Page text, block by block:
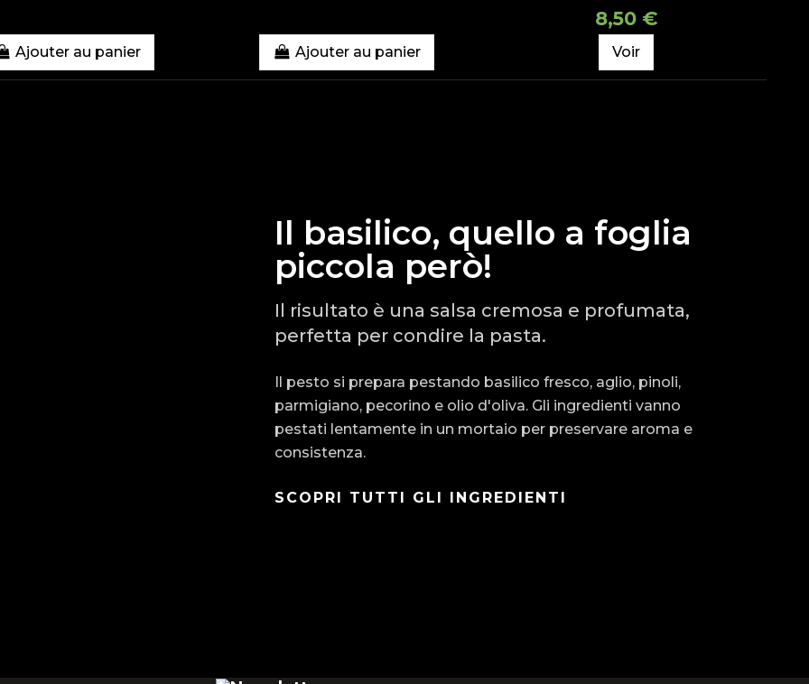
Ajouter au panier Ajouter au panier
8,50 €
Voir
Il basilico, quello a foglia
piccola però!
Il risultato è una salsa cremosa e profumata,
perfetta per condire la pasta.
Il pesto si prepara pestando basilico fresco, aglio, pinoli,
parmigiano, pecorino e olio d'oliva. Gli ingredienti vanno
pestati lentamente in un mortaio per preservare aroma e
consistenza.
SCOPRI TUTTI GLI INGREDIENTI